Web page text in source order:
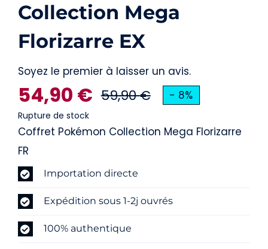
Collection Mega
Florizarre EX
Soyez le premier à laisser un avis.
59,90€
Le
prix
était :
54,90 €
Le
prix
est :
- 8%
Rupture de stock
Coffret Pokémon Collection Mega Florizarre
FR
Importation directe
Expédition sous 1-2j ouvrés
100% authentique